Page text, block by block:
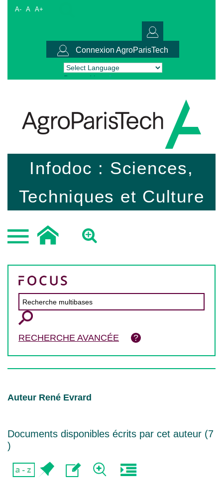
A- A A+
Connexion AgroParisTech
Powered by Translate
Infodoc : Sciences,
Techniques et Culture
RECHERCHE AVANCÉE
Auteur René Evrard
Documents disponibles écrits par cet auteur (7
)